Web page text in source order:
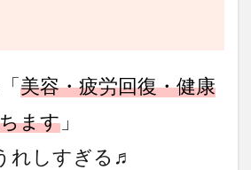
美容・疲労回復・健康
ます 」
れしすぎる♬